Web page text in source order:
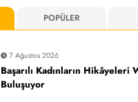
POPÜLER
7 Ağustos 2026
Başarılı Kadınların Hikâyeleri
Buluşuyor